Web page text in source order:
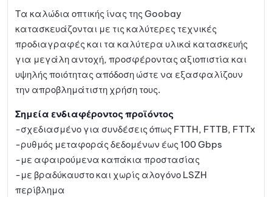
Τα καλώδια οπτικής ίνας της Goobay
κατασκευάζονται με τις καλύτερες τεχνικές
προδιαγραφές και τα καλύτερα υλικά κατασκευής
για μεγάλη αντοχή, προσφέροντας αξιοπιστία και
υψηλής ποιότητας απόδοση ώστε να εξασφαλίζουν
την απροβλημάτιστη χρήση τους.
Σημεία ενδιαφέροντος προϊόντος
-σχεδιασμένο για συνδέσεις όπως FTTH, FTTB, FTTx
-ρυθμός μεταφοράς δεδομένων έως 100 Gbps
-με αφαιρούμενα καπάκια προστασίας
-με βραδύκαυστο και χωρίς αλογόνο LSZH
περίβλημα